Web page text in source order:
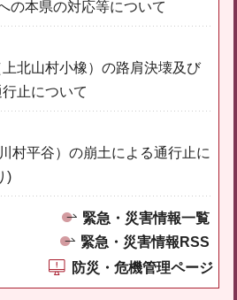
の本県の対応等について
北山村小橡）の路肩決壊及び
止について
村平谷）の崩土による通行止に
)
緊急・災害情報一覧
緊急・災害情報RSS
防災・危機管理ページ